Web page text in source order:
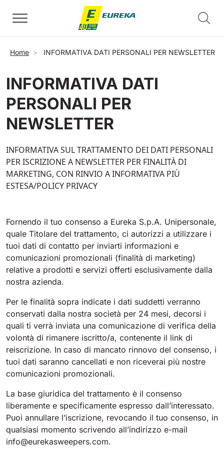
Salta al contenuto principale
Mostra tutte
E36
360 mm 1260 m²/h
460 mm 1600 m²/h
E50
E55
550 mm 2200 m²/h
E51
530 mm 2280 m²/h
E61
610 mm 2625 m²/h
E71
710 mm 3195 m²/h
E81
810 mm
Mostra tutte
Picobello
730 mm 2190 m²/h
780 mm 3510 m²/h
Spazzatrici uomo a bordo
Tigra
1055 mm 5800 m²/h
Rider 1201
Rider Lift
1200 mm 7865 m²/h
Xtrema
Magnum
1570 mm 18840 m²/h
Mostra tutte
ERC45
Mostra tutte
EC52
Briciole di pane
Home INFORMATIVA DATI PERSONALI PER NEWSLETTER
INFORMATIVA DATI
PERSONALI PER
NEWSLETTER
INFORMATIVA SUL TRATTAMENTO DEI DATI PERSONALI
PER ISCRIZIONE A NEWSLETTER PER FINALITÀ DI
MARKETING, CON RINVIO A INFORMATIVA PIÙ
ESTESA/POLICY PRIVACY
Fornendo il tuo consenso a Eureka S.p.A. Unipersonale,
quale Titolare del trattamento, ci autorizzi a utilizzare i
tuoi dati di contatto per inviarti informazioni e
comunicazioni promozionali (finalità di marketing)
relative a prodotti e servizi offerti esclusivamente dalla
nostra azienda.
Per le finalità sopra indicate i dati suddetti verranno
conservati dalla nostra società per 24 mesi, decorsi i
quali ti verrà inviata una comunicazione di verifica della
volontà di rimanere iscritto/a, contenente il link di
reiscrizione. In caso di mancato rinnovo del consenso, i
tuoi dati saranno cancellati e non riceverai più nostre
comunicazioni promozionali.
La base giuridica del trattamento è il consenso
liberamente e specificamente espresso dall’interessato.
Puoi annullare l’iscrizione, revocando il tuo consenso, in
qualsiasi momento scrivendo all’indirizzo e-mail
info@eurekasweepers.com.